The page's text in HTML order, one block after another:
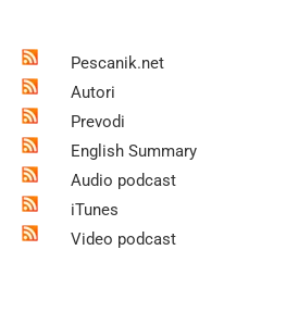
Pescanik.net
Autori
Prevodi
English Summary
Audio podcast
iTunes
Video podcast